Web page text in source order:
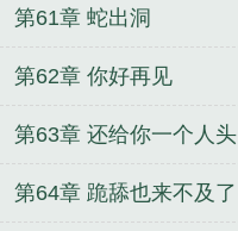
第61章 蛇出洞
第62章 你好再见
第63章 还给你一个人头
第64章 跪舔也来不及了